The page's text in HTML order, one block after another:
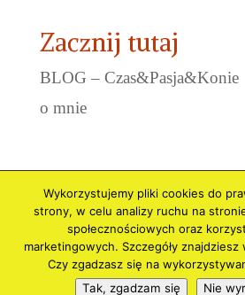
Zacznij tutaj
BLOG – Czas&Pasja&Konie
o mnie
Polityka prywatności i Cookies
Regulamin
Wykorzystujemy pliki cookies do
strony, w celu analizy ruchu na
społecznościowych oraz
marketingowych. Szczegóły
Czy zgadzasz się na
Tak, zgadzam się
Nie